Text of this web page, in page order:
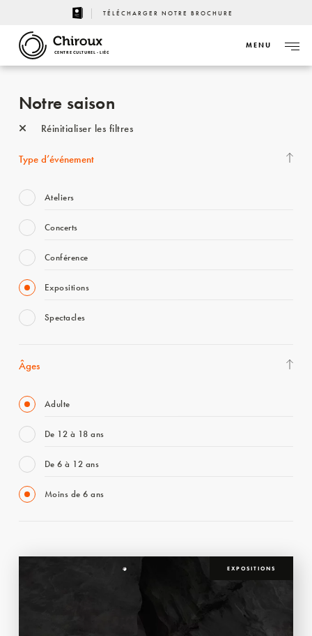
TÉLÉCHARGER NOTRE BROCHURE
CENTRE CULTUREL - LIÈGE
MENU
Notre saison
Réinitialiser les filtres
Type d’événement
Ateliers
Concerts
Conférence
Expositions
Spectacles
Âges
Adulte
De 12 à 18 ans
De 6 à 12 ans
Moins de 6 ans
EXPOSITIONS